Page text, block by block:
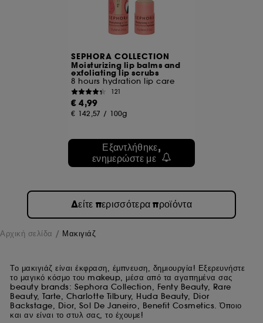
SEPHORA COLLECTION
Moisturizing lip balms and
exfoliating lip scrubs
8 hours hydration lip care
121
€ 4,99
€ 142,57 / 100g
Εξαντλήθηκε,
ενημερώστε με
Δείτε περισσότερα προϊόντα
Αρχική σελίδα Μακιγιάζ
Το μακιγιάζ είναι έκφραση, έμπνευση, δημιουργία! Εξερευνήστε
το μαγικό κόσμο του makeup, μέσα από τα αγαπημένα σας
beauty brands: Sephora Collection, Fenty Beauty, Rare
Beauty, Tarte, Charlotte Tilbury, Huda Beauty, Dior
Backstage, Dior, Sol De Janeiro, Benefit Cosmetics. Όποιο
και αν είναι το στυλ σας, το έχουμε!
Μπορείτε να προσαρμόσετε τις επιλογές σας σχετικά με την
τοποθέτηση αυτών των cookies χρησιμοποιώντας το
κουμπί "Προσαρμογή των επιλογών μου" παρακάτω ή να
στιγμή. Αν θέλετε περισσότερες πληροφορίες σχετικά με τα
cookies που χρησιμοποιούνται, κάντε κλικ